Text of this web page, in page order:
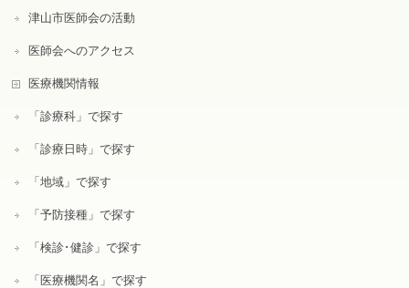
津山市医師会の活動
医師会へのアクセス
医療機関情報
「診療科」で探す
「診療日時」で探す
「地域」で探す
「予防接種」で探す
「検診･健診」で探す
「医療機関名」で探す